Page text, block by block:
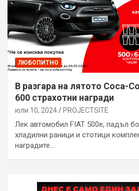
ЛЮБОПИТНО
В разгара на лятото Coca-
600 страхотни награди
юли 10, 2024 PROJECTSITЕ
Лек автомобил FIAT 500e, падъл
хладилни раници и стотици
наградите…